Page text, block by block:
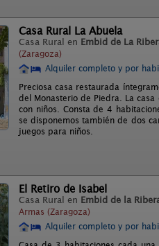
Casa Rural La Abuela
Casa Rural en Embid de La
(Zaragoza)
Alquiler completo y por
Preciosa casa restaurada
del Monasterio de Piedra. La
con niños. Consta de 4
se disponemos también de dos
juegos para niños.
El Retiro de Isabel
Casa Rural en Embid de la
Armas (Zaragoza)
Alquiler completo y por